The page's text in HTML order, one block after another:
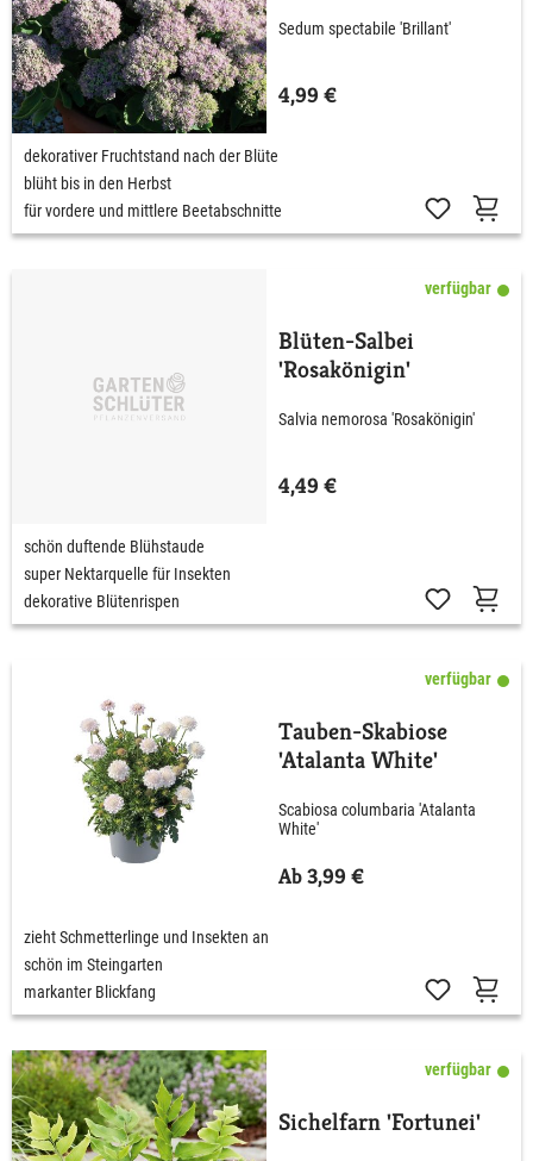
Sedum spectabile 'Brillant'
4,99 €
dekorativer Fruchtstand nach der Blüte
blüht bis in den Herbst
für vordere und mittlere Beetabschnitte
verfügbar
Blüten-Salbei
'Rosakönigin'
Salvia nemorosa 'Rosakönigin'
4,49 €
schön duftende Blühstaude
super Nektarquelle für Insekten
dekorative Blütenrispen
verfügbar
Tauben-Skabiose
'Atalanta White'
Scabiosa columbaria 'Atalanta
White'
Ab 3,99 €
zieht Schmetterlinge und Insekten an
schön im Steingarten
markanter Blickfang
verfügbar
Sichelfarn 'Fortunei'